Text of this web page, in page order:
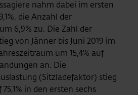
nahm dabei im ersten
die Anzahl der
6,9% zu. Die Zahl der
von Jänner bis Juni 2019 im
um 15,4% auf
an. Die
(Sitzladefaktor) stieg
in den ersten sechs